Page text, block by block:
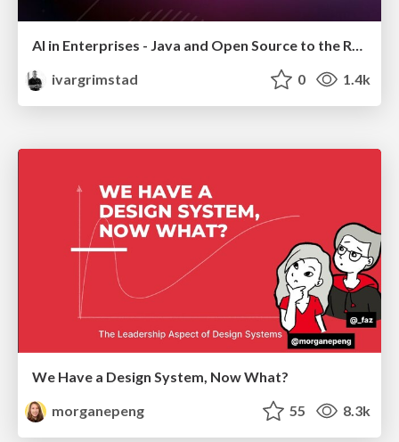
ivargrimstad
0 1.4k
We Have a Design System, Now What?
morganepeng
55 8.3k